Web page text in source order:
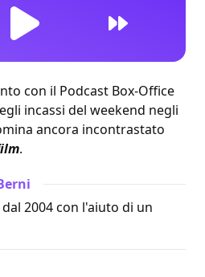
con il Podcast Box-Office
incassi del weekend negli
ancora incontrastato
.
2004 con l'aiuto di un